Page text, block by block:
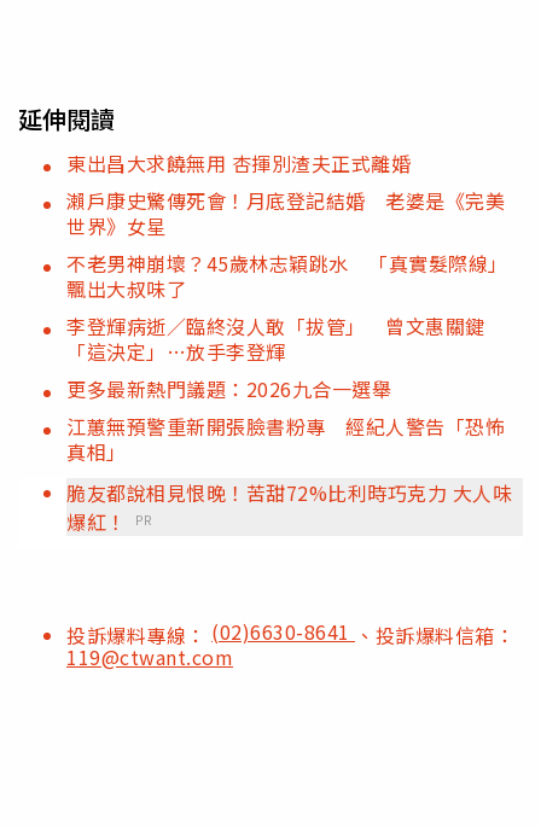
延伸閱讀
東出昌大求饒無用 杏揮別渣夫正式離婚
瀨戶康史驚傳死會！月底登記結婚 老婆是《完美
世界》女星
不老男神崩壞？45歲林志穎跳水 「真實髮際線」
飄出大叔味了
李登輝病逝／臨終沒人敢「拔管」 曾文惠關鍵
「這決定」…放手李登輝
更多最新熱門議題：2026九合一選舉
江蕙無預警重新開張臉書粉專 經紀人警告「恐怖
真相」
脆友都說相見恨晚！苦甜72%比利時巧克力 大人味
爆紅！
PR
投訴爆料專線： (02)6630-8641 、投訴爆料信箱：
119@ctwant.com